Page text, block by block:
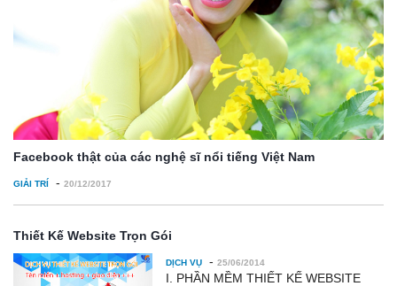
Facebook thật của các nghệ sĩ nổi tiếng Việt Nam
GIẢI TRÍ - 20/12/2017
Thiết Kế Website Trọn Gói
DỊCH VỤ - 25/06/2014
I. PHẦN MỀM THIẾT KẾ WEBSITE